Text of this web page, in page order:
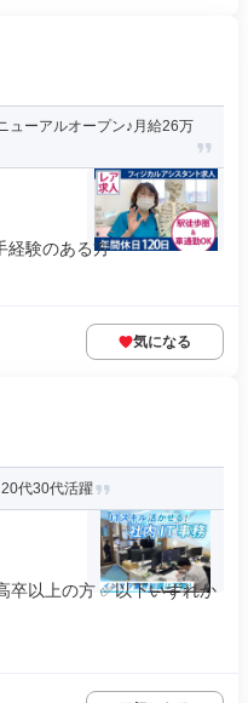
ーアルオープン♪月給26万
経験のある方
気になる
代30代活躍
卒以上の方 ✅以下いずれか